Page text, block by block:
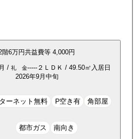
階6万円共益費等 4,000円
/ 礼 金-----２ＬＤＫ / 49.50㎡ 入居日
2026年9月中旬
ーネット無料 P空き有 角部屋
都市ガス 南向き